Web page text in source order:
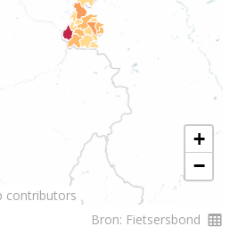
Bron: Fietsersbond
contributors
+
−